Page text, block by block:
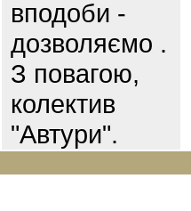
вподоби -
дозволяємо .
З повагою,
колектив
"Автури".